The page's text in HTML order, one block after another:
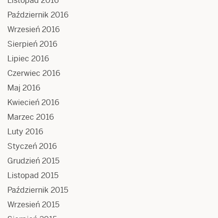
Październik 2016
Wrzesień 2016
Sierpień 2016
Lipiec 2016
Czerwiec 2016
Maj 2016
Kwiecień 2016
Marzec 2016
Luty 2016
Styczeń 2016
Grudzień 2015
Listopad 2015
Październik 2015
Wrzesień 2015